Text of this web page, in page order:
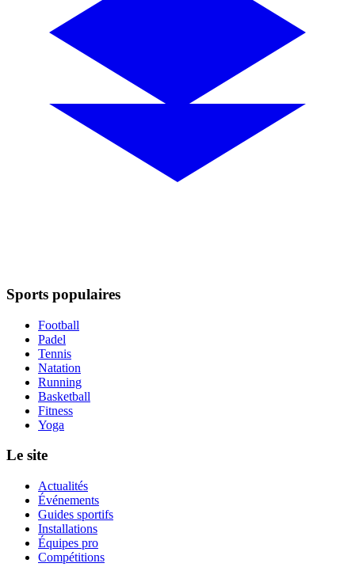
Sports populaires
Football
Padel
Tennis
Natation
Running
Basketball
Fitness
Yoga
Le site
Actualités
Événements
Guides sportifs
Installations
Équipes pro
Compétitions